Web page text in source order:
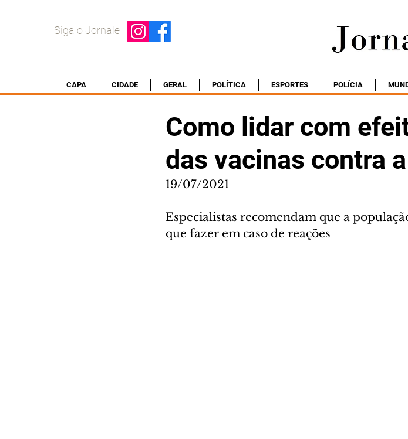
Siga o Jornale
CAPA CIDADE GERAL POLÍTICA ESPORTES POLÍCIA
Como lidar com
das vacinas contra
19/07/2021
Especialistas recomendam que a
que fazer em caso de reações